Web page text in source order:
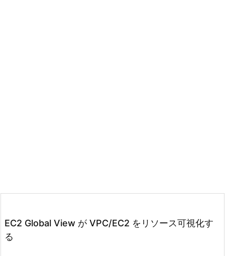
EC2 Global View が VPC/EC2 をリソース可視化す
る